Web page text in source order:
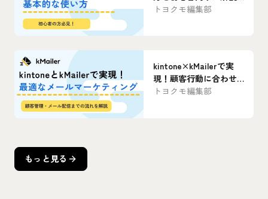
｜業務で便利に使うコ
トヨクモ編集部
kintone×kMailerで実
現！顧客行動に合わせ
た最適なメールマーケ
トヨクモ編集部
もっと見る